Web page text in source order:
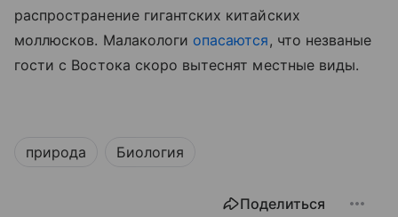
распространение гигантских китайских
моллюсков. Малакологи опасаются , что незваные
гости с Востока скоро вытеснят местные виды.
природа Биология
Поделиться